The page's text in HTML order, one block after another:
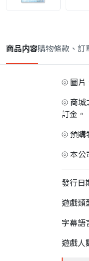
商品内容購物條款、訂
⦾ 圖片
⦾ 商城
訂金。
⦾ 預購
⦾ 本公
發行日
遊戲類
字幕語
遊戲人